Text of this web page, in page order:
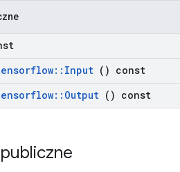
:: Input () const
:: Output () const